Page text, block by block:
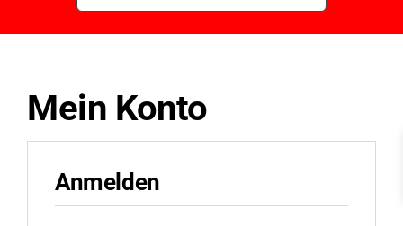
Mein Konto
Anmelden